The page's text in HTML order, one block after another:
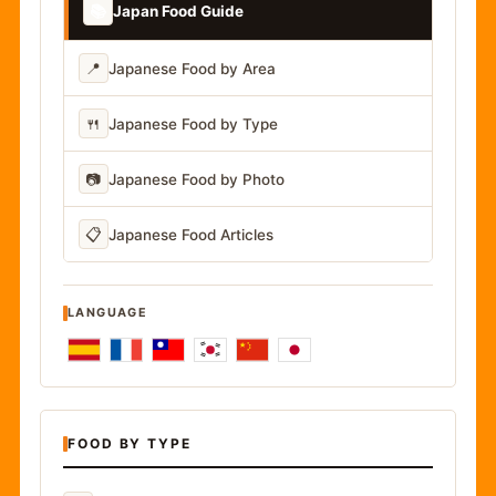
Japan Food Guide
📍 Japanese Food by Area
🍴 Japanese Food by Type
📷 Japanese Food by Photo
📋 Japanese Food Articles
LANGUAGE
FOOD BY TYPE